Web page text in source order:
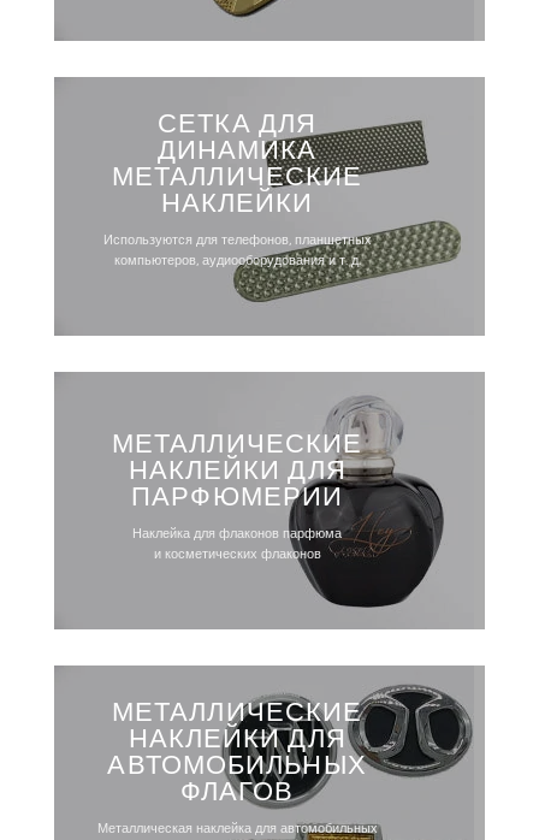
СЕТКА ДЛЯ
ДИНАМИКА
МЕТАЛЛИЧЕСКИЕ
НАКЛЕЙКИ
Используются для телефонов, планшетных
компьютеров, аудиооборудования и т. д.
МЕТАЛЛИЧЕСКИЕ
НАКЛЕЙКИ ДЛЯ
ПАРФЮМЕРИИ
Наклейка для флаконов парфюма
и косметических флаконов
МЕТАЛЛИЧЕСКИЕ
НАКЛЕЙКИ ДЛЯ
АВТОМОБИЛЬНЫХ
ФЛАГОВ
Металлическая наклейка для автомобильных